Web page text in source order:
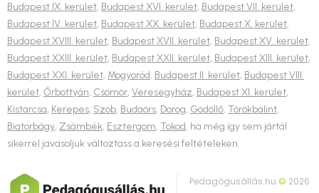
Budapest IX. kerület, Budapest XVI. kerület, Budapest VII. kerület,
Budapest IV. kerület, Budapest XX. kerület, Budapest X. kerület,
Budapest XVIII. kerület, Budapest XVII. kerület, Budapest XV. kerület,
Budapest XXIII. kerület, Budapest XXII. kerület, Budapest XIII. kerület,
Budapest XXI. kerület, Mogyoród, Budapest II. kerület, Budapest VIII.
kerület, Őrbottyán, Csömör, Veresegyház, Budapest XI. kerület,
Kistarcsa, Kerepes, Szob, Budaörs, Dorog, Gödöllő, Törökbálint,
Biatorbágy, Zsámbék, Esztergom, Tokod, ha még így sem jártál
sikerrel javasoljuk változtass a keresési feltételeken.
Pedagógusállás.hu© 2026